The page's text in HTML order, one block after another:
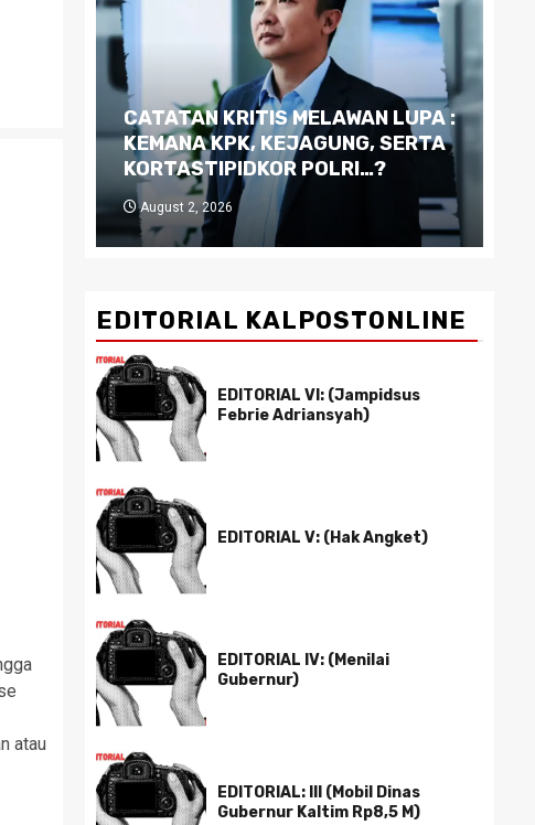
atau
CATATAN KRITIS MELAWAN LUPA :
KEMANA KPK, KEJAGUNG, SERTA
KORTASTIPIDKOR POLRI…?
August 2, 2026
EDITORIAL KALPOSTONLINE
EDITORIAL VI: (Jampidsus
Febrie Adriansyah)
EDITORIAL V: (Hak Angket)
EDITORIAL IV: (Menilai
Gubernur)
EDITORIAL: III (Mobil Dinas
Gubernur Kaltim Rp8,5 M)